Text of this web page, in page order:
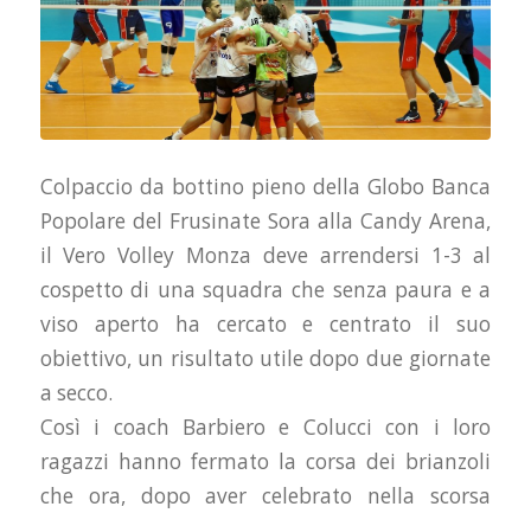
Colpaccio da bottino pieno della Globo Banca
Popolare del Frusinate Sora alla Candy Arena,
il Vero Volley Monza deve arrendersi 1-3 al
cospetto di una squadra che senza paura e a
viso aperto ha cercato e centrato il suo
obiettivo, un risultato utile dopo due giornate
a secco.
Così i coach Barbiero e Colucci con i loro
ragazzi hanno fermato la corsa dei brianzoli
che ora, dopo aver celebrato nella scorsa